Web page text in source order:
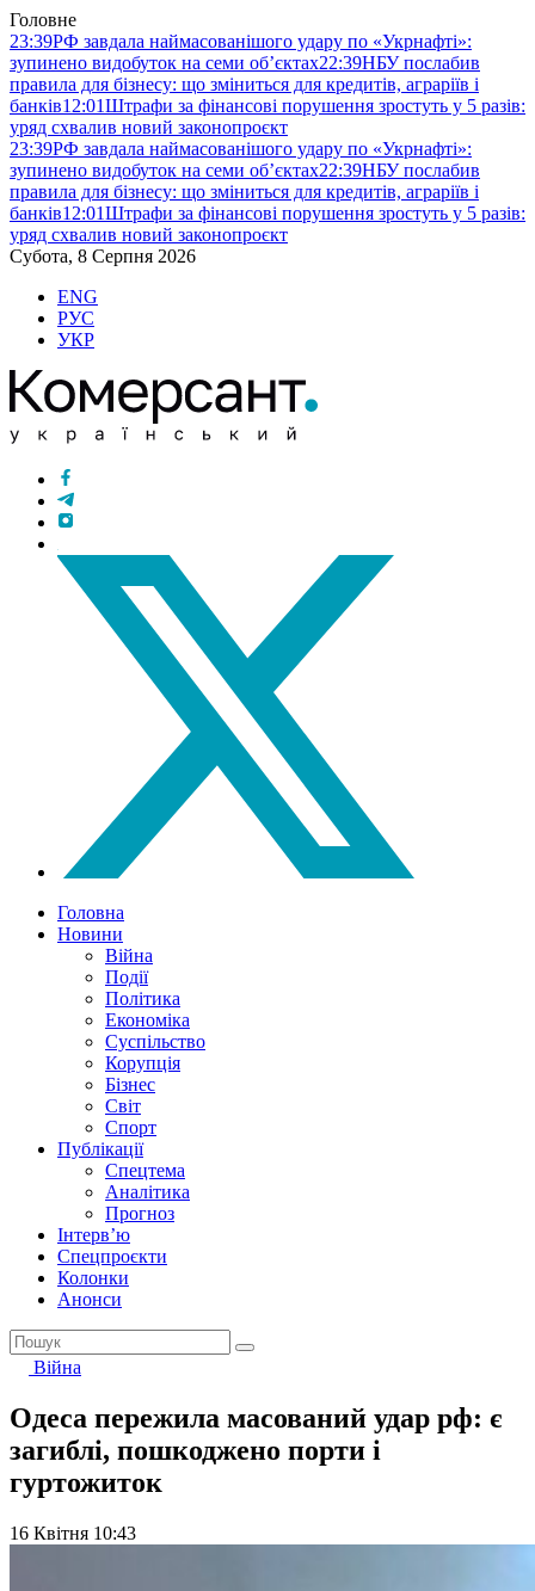
Головне
23:39РФ завдала наймасованішого удару по «Укрнафті»:
зупинено видобуток на семи об’єктах22:39НБУ послабив
правила для бізнесу: що зміниться для кредитів, аграріїв і
банків12:01Штрафи за фінансові порушення зростуть у 5 разів:
уряд схвалив новий законопроєкт
23:39РФ завдала наймасованішого удару по «Укрнафті»:
зупинено видобуток на семи об’єктах22:39НБУ послабив
правила для бізнесу: що зміниться для кредитів, аграріїв і
банків12:01Штрафи за фінансові порушення зростуть у 5 разів:
уряд схвалив новий законопроєкт
Субота, 8 Серпня 2026
ENG
РУС
УКР
Головна
Новини
Війна
Події
Політика
Економіка
Суспільство
Корупція
Бізнес
Світ
Спорт
Публікації
Спецтема
Аналітика
Прогноз
Інтерв’ю
Спецпроєкти
Колонки
Анонси
Війна
Одеса пережила масований удар рф: є
загиблі, пошкоджено порти і
гуртожиток
16 Квітня 10:43